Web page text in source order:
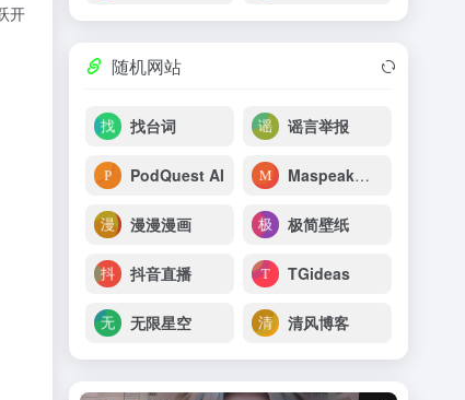
开
随机网站
找台词 谣言举报
PodQuest AI Maspeak（外语学习）
漫漫漫画 极简壁纸
抖音直播 TGideas
无限星空 清风博客